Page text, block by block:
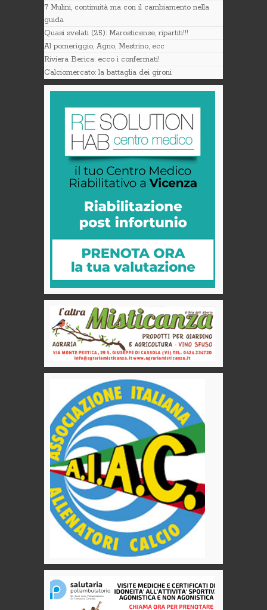
7 Mulini, continuità ma con il cambiamento nella
guida
Quasi svelati (25): Marosticense, ripartiti!!!
Al pomeriggio, Agno, Mestrino, ecc
Riviera Berica: ecco i confermati!
Calciomercato: la battaglia dei gironi